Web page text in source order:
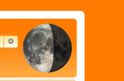
SUCHEERWEITERTE SUCHE